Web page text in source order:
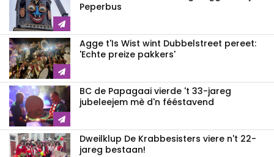
Peperbus
Agge t'Is Wist wint Dubbelstreet pereet:
'Echte preize pakkers'
BC de Papagaai vierde 't 33-jareg
jubeleejem mè d'n fééstavend
Dweilklup De Krabbesisters viere n't 22-
jareg bestaan!